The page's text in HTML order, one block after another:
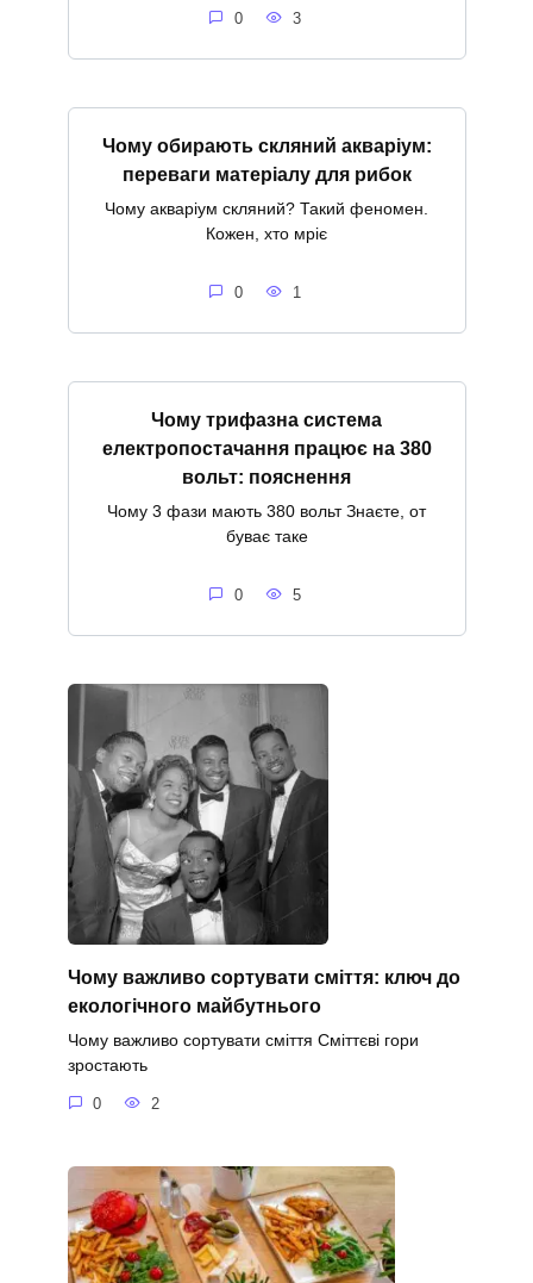
0 3
Чому обирають скляний акваріум:
переваги матеріалу для рибок
Чому акваріум скляний? Такий феномен.
Кожен, хто мріє
0 1
Чому трифазна система
електропостачання працює на 380
вольт: пояснення
Чому 3 фази мають 380 вольт Знаєте, от
буває таке
0 5
Чому важливо сортувати сміття: ключ до
екологічного майбутнього
Чому важливо сортувати сміття Сміттєві гори
зростають
0 2